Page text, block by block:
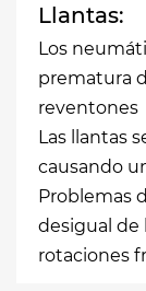
Llantas:
Los
prematura
reventones
Las llantas
causando
Problemas
desigual de
rotaciones